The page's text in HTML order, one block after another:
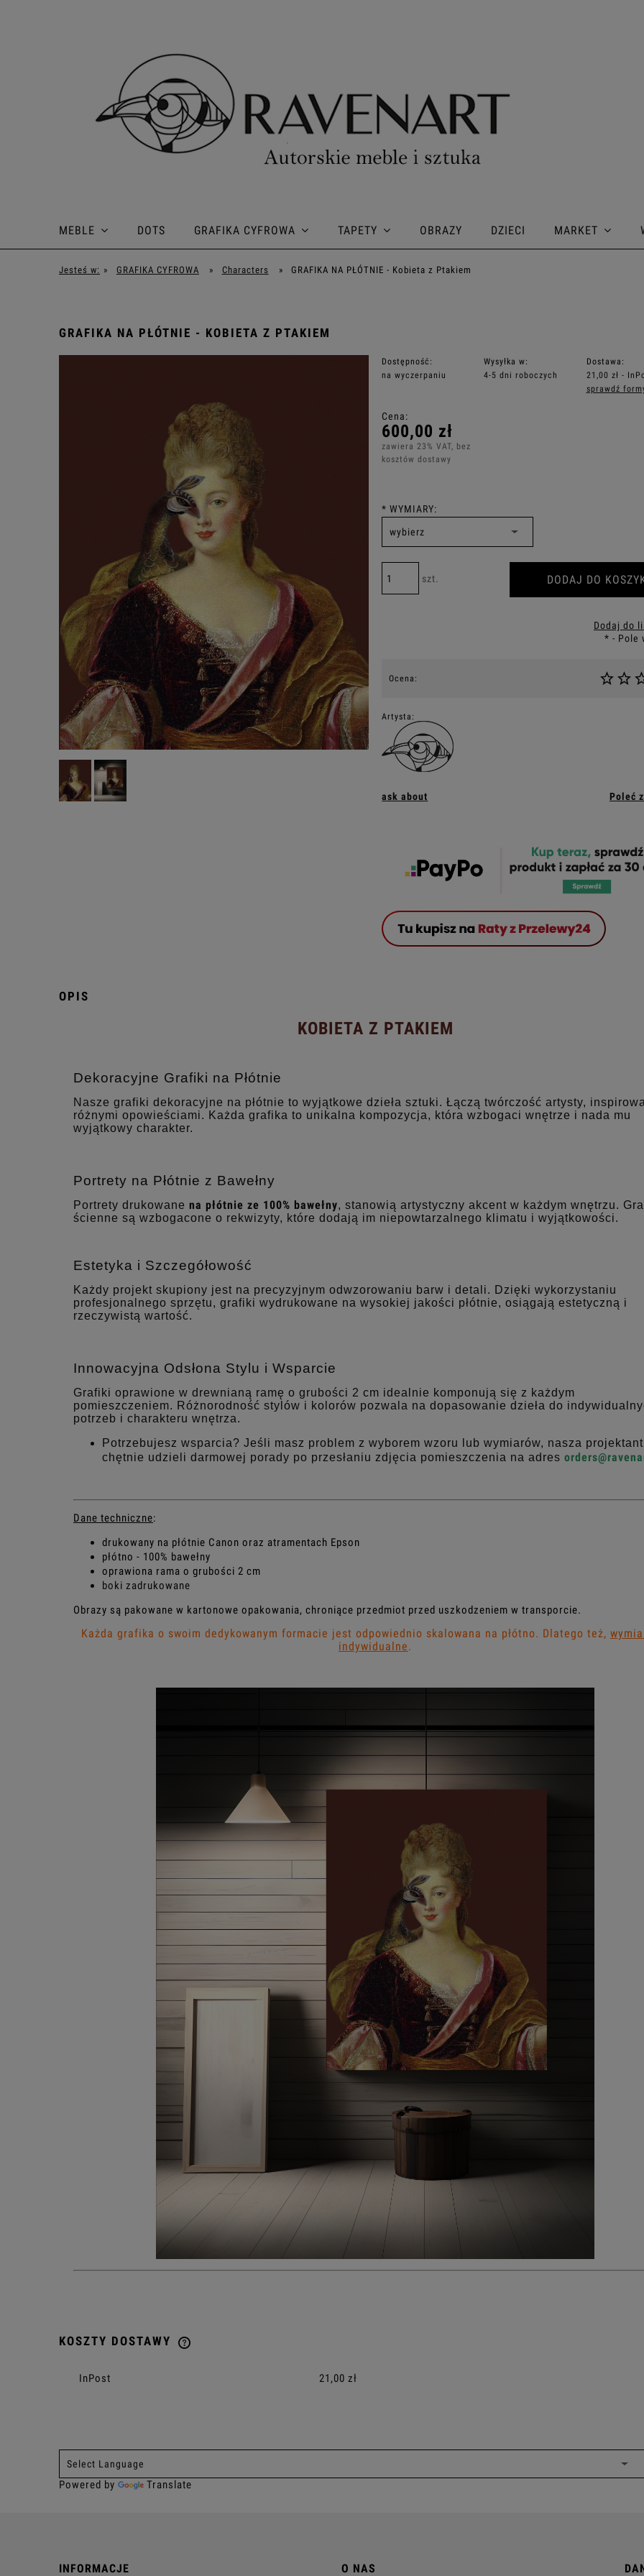
MEBLE DOTS GRAFIKA CYFROWA TAPETY OBRAZY DZIECI MARKET
Jesteś w: » GRAFIKA CYFROWA » Characters » GRAFIKA NA PŁÓTNIE - Kobieta z Ptakiem
GRAFIKA NA PŁÓTNIE - KOBIETA Z PTAKIEM
Dostępność:
na wyczerpaniu
Wysyłka w:
4-5 dni roboczych
Dostawa:
21,00 zł -
sprawdź
Cena:
600,00 zł
zawiera 23% VAT, bez
kosztów dostawy
* WYMIARY:
szt. DODAJ DO
Dodaj do
* - Pole
Ocena:
Artysta:
ask about Poleć
OPIS
KOBIETA Z PTAKIEM
Dekoracyjne Grafiki na Płótnie
Nasze grafiki dekoracyjne na płótnie to wyjątkowe dzieła sztuki. Łączą twórczość artysty,
różnymi opowieściami. Każda grafika to unikalna kompozycja, która wzbogaci wnętrze i nada mu
wyjątkowy charakter.
Portrety na Płótnie z Bawełny
Portrety drukowane na płótnie ze 100% bawełny, stanowią artystyczny akcent w każdym wnętrzu.
ścienne są wzbogacone o rekwizyty, które dodają im niepowtarzalnego klimatu i wyjątkowości.
Estetyka i Szczegółowość
Każdy projekt skupiony jest na precyzyjnym odwzorowaniu barw i detali. Dzięki wykorzystaniu
profesjonalnego sprzętu, grafiki wydrukowane na wysokiej jakości płótnie, osiągają estetyczną i
rzeczywistą wartość.
Innowacyjna Odsłona Stylu i Wsparcie
Grafiki oprawione w drewnianą ramę o grubości 2 cm idealnie komponują się z każdym
pomieszczeniem. Różnorodność stylów i kolorów pozwala na dopasowanie dzieła do
potrzeb i charakteru wnętrza.
Potrzebujesz wsparcia? Jeśli masz problem z wyborem wzoru lub wymiarów, nasza
chętnie udzieli darmowej porady po przesłaniu zdjęcia pomieszczenia na adres
Dane techniczne:
drukowany na płótnie Canon oraz atramentach Epson
płótno - 100% bawełny
oprawiona rama o grubości 2 cm
boki zadrukowane
Obrazy są pakowane w kartonowe opakowania, chroniące przedmiot przed uszkodzeniem w transporcie.
Każda grafika o swoim dedykowanym formacie jest odpowiednio skalowana na płótno. Dlatego też,
indywidualne.
KOSZTY DOSTAWY
CENA NIE ZAWIERA EWENTUALNYCH
InPost 21,00 zł
Powered by Translate
INFORMACJE O NAS